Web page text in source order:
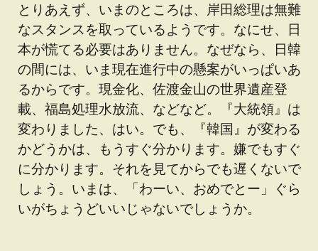
とりあえず、いまのところは、岸田総理は無難
なスタンスを取っているようです。なにせ、日
本が慌てる必要はありません。なぜなら、日韓
の間には、いま現在進行中の懸案がいっぱいあ
るからです。現金化、佐渡金山の世界遺産登
載、福島処理水放流、などなど。『大統領』は
変わりました、はい。でも、『韓国』が変わる
かどうかは、もうすぐ分かります。嫌でもすぐ
に分かります。それを見てからでも遅くないで
しょう。いまは、「わーい、おめでとー」ぐら
いがちょうどいいじゃないでしょうか。